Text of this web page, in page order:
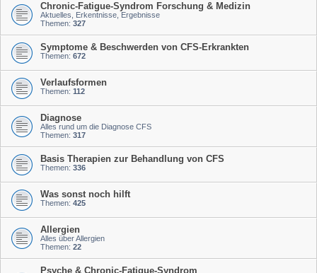
Chronic-Fatigue-Syndrom Forschung & Medizin
Aktuelles, Erkentnisse, Ergebnisse
Themen: 327
Symptome & Beschwerden von CFS-Erkrankten
Themen: 672
Verlaufsformen
Themen: 112
Diagnose
Alles rund um die Diagnose CFS
Themen: 317
Basis Therapien zur Behandlung von CFS
Themen: 336
Was sonst noch hilft
Themen: 425
Allergien
Alles über Allergien
Themen: 22
Psyche & Chronic-Fatigue-Syndrom